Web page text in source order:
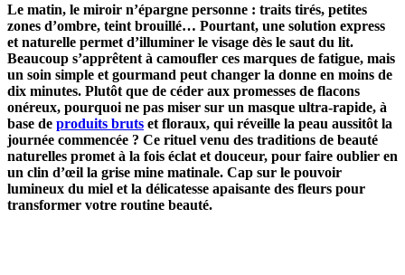
Le matin, le miroir n’épargne personne : traits tirés, petites
zones d’ombre, teint brouillé… Pourtant, une solution express
et naturelle permet d’illuminer le visage dès le saut du lit.
Beaucoup s’apprêtent à camoufler ces marques de fatigue, mais
un soin simple et gourmand peut changer la donne en moins de
dix minutes. Plutôt que de céder aux promesses de flacons
onéreux, pourquoi ne pas miser sur un masque ultra-rapide, à
base de produits bruts et floraux, qui réveille la peau aussitôt la
journée commencée ? Ce rituel venu des traditions de beauté
naturelles promet à la fois éclat et douceur, pour faire oublier en
un clin d’œil la grise mine matinale. Cap sur le pouvoir
lumineux du miel et la délicatesse apaisante des fleurs pour
transformer votre routine beauté.